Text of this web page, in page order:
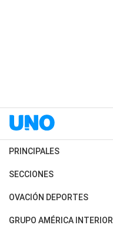
PRINCIPALES
Últimas Noticias
Política
SECCIONES
Horóscopo
Motores
OVACIÓN DEPORTES
Fútbol
GRUPO AMÉRICA INTERIOR